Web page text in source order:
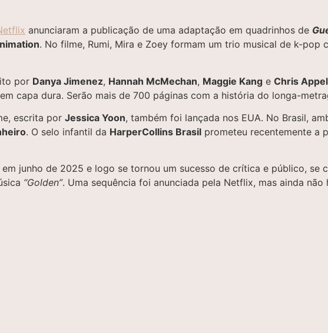
anunciaram a publicação de uma adaptação em quadrinhos de
. No filme, Rumi, Mira e Zoey formam um trio musical de k-
por Danya Jimenez, Hannah McMechan, Maggie Kang e Chris
capa dura. Serão mais de 700 páginas com a história do longa-
escrita por Jessica Yoon, também foi lançada nos EUA. No Brasil,
. O selo infantil da HarperCollins Brasil prometeu recentemente a
junho de 2025 e logo se tornou um sucesso de crítica e público, se
“Golden”. Uma sequência foi anunciada pela Netflix, mas ainda